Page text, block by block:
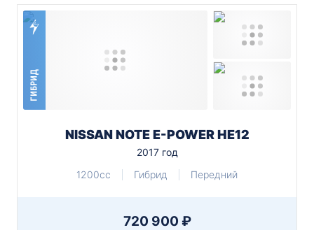
ГИБРИД
NISSAN NOTE E-POWER HE12
2017 год
1200cc
Гибрид Передний
720 900 ₽